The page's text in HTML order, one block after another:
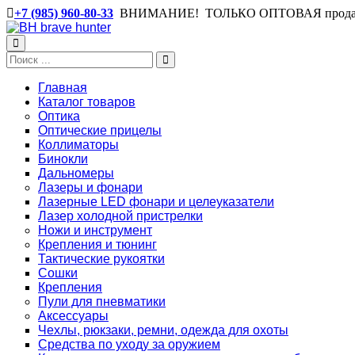
+7 (985) 960-80-33 ВНИМАНИЕ! ТОЛЬКО ОПТОВАЯ
Главная
Каталог товаров
Оптика
Оптические прицелы
Коллиматоры
Бинокли
Дальномеры
Лазеры и фонари
Лазерные LED фонари и целеуказатели
Лазер холодной пристрелки
Ножи и инструмент
Крепления и тюнинг
Тактические рукоятки
Сошки
Крепления
Пули для пневматики
Аксессуары
Чехлы, рюкзаки, ремни, одежда для охоты
Средства по уходу за оружием